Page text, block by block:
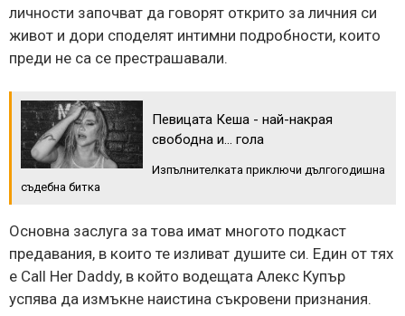
личности започват да говорят открито за личния си
живот и дори споделят интимни подробности, които
преди не са се престрашавали.
Певицата Кеша - най-накрая
свободна и... гола
Изпълнителката приключи дългогодишна
съдебна битка
Основна заслуга за това имат многото подкаст
предавания, в които те изливат душите си. Един от тях
е Call Her Daddy, в който водещата Алекс Купър
успява да измъкне наистина съкровени признания.